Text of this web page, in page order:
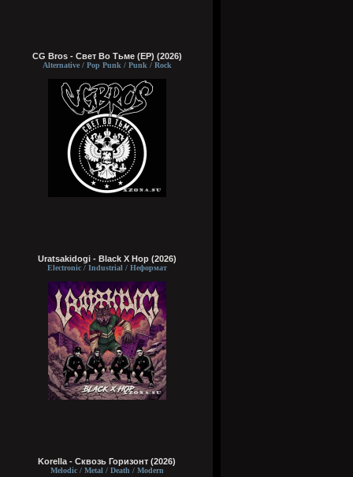
CG Bros - Свет Во Тьме (EP) (2026)
Alternative / Pop Punk / Punk / Rock
Uratsakidogi - Black X Hop (2026)
Electronic / Industrial / Неформат
Korella - Сквозь Горизонт (2026)
Melodic / Metal / Death / Modern